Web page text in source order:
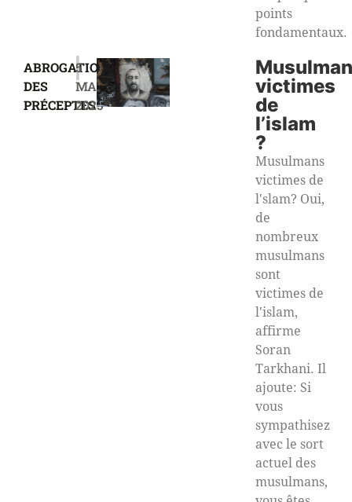
points
fondamentaux.
ABROGATION
DES
PRÉCEPTES
|
5
MARS
2025
victimes
de
l’islam
?
Musulmans
victimes de
l'slam? Oui,
de
nombreux
musulmans
sont
victimes de
l'islam,
affirme
Soran
Tarkhani. Il
ajoute: Si
vous
sympathisez
avec le sort
actuel des
musulmans,